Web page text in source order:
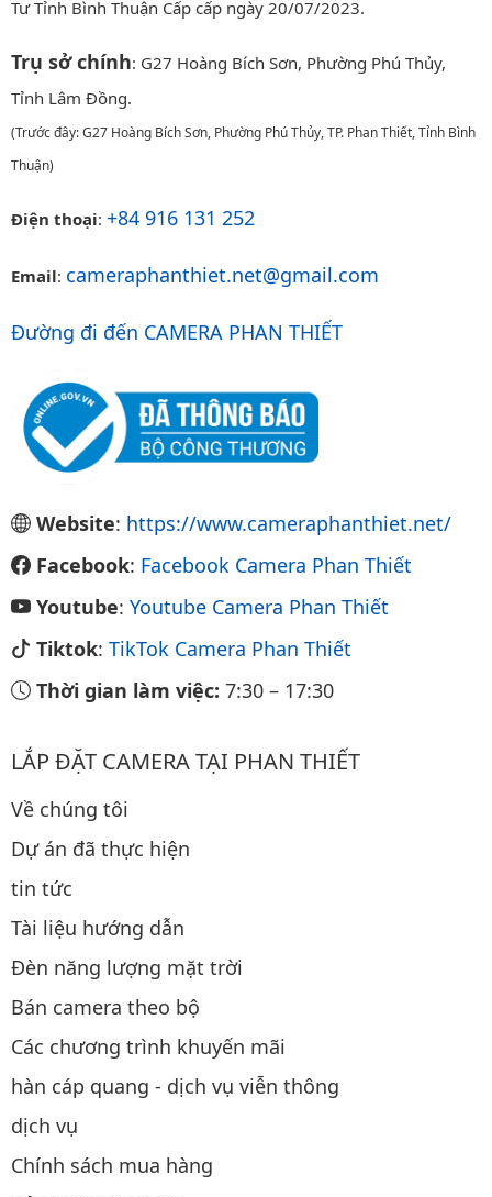
Tư Tỉnh Bình Thuận Cấp cấp ngày 20/07/2023.
Trụ sở chính: G27 Hoàng Bích Sơn, Phường Phú Thủy,
Tỉnh Lâm Đồng.
(Trước đây: G27 Hoàng Bích Sơn, Phường Phú Thủy, TP. Phan Thiết, Tỉnh Bình
Thuận)
Điện thoại: +84 916 131 252
Email: cameraphanthiet.net@gmail.com
Đường đi đến CAMERA PHAN THIẾT
Website: https://www.cameraphanthiet.net/
Facebook: Facebook Camera Phan Thiết
Youtube: Youtube Camera Phan Thiết
Tiktok: TikTok Camera Phan Thiết
Thời gian làm việc: 7:30 – 17:30
LẮP ĐẶT CAMERA TẠI PHAN THIẾT
Về chúng tôi
Dự án đã thực hiện
tin tức
Tài liệu hướng dẫn
Đèn năng lượng mặt trời
Bán camera theo bộ
Các chương trình khuyến mãi
hàn cáp quang - dịch vụ viễn thông
dịch vụ
Chính sách mua hàng